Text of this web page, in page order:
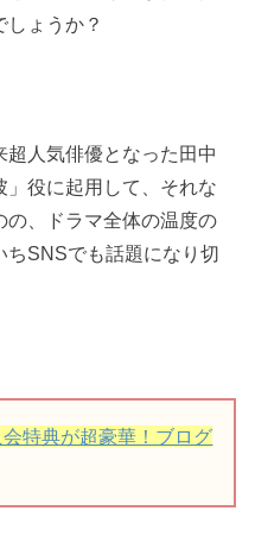
ょうか？
超人気俳優となった田中
役に起用して、それな
の、ドラマ全体の温度の
ちSNSでも話題になり切
特典が超豪華！ブログ